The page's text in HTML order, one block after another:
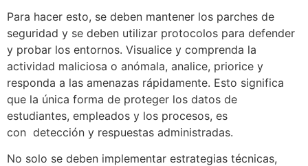
Para hacer esto, se deben mantener los parches de
seguridad y se deben utilizar protocolos para defender
y probar los entornos. Visualice y comprenda la
actividad maliciosa o anómala, analice, priorice y
responda a las amenazas rápidamente. Esto significa
que la única forma de proteger los datos de
estudiantes, empleados y los procesos, es
con detección y respuestas administradas.
No solo se deben implementar estrategias técnicas,